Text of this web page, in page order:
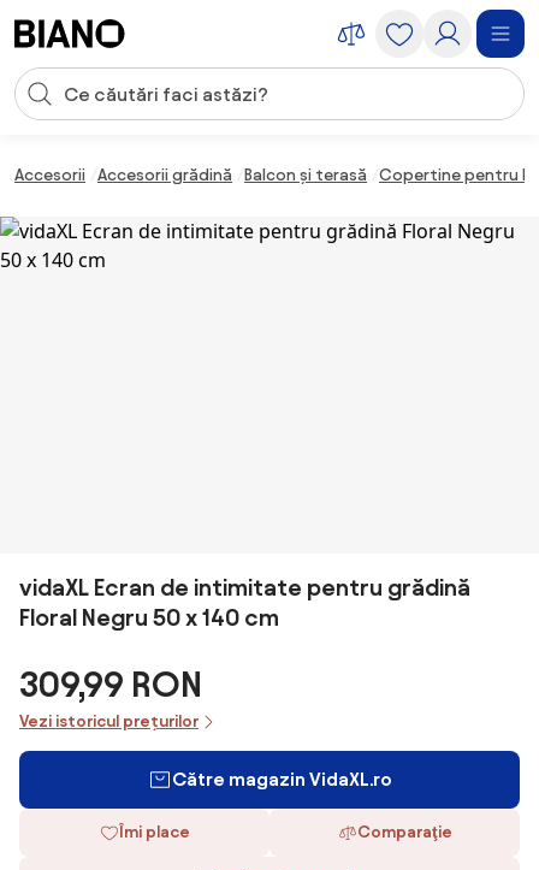
Introducerea căutării
Accesorii Accesorii grădină Balcon și terasă Copertine pentru
vidaXL Ecran de intimitate pentru grădină
Floral Negru 50 x 140 cm
309,99 RON
Vezi istoricul prețurilor
Către magazin VidaXL.ro
Îmi place Comparaţie